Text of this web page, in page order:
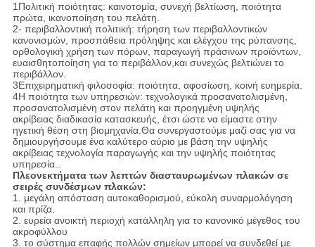
1Πολιτική ποιότητας: καινοτομία, συνεχή βελτίωση, ποιότητα
πρώτα, ικανοποίηση του πελάτη.
2- περιβαλλοντική πολιτική: τήρηση των περιβαλλοντικών
κανονισμών, προσπάθεια πρόληψης και ελέγχου της ρύπανσης,
ορθολογική χρήση των πόρων, παραγωγή πράσινων προϊόντων,
ευαισθητοποίηση για το περιβάλλον,και συνεχώς βελτιώνει το
περιβάλλον.
3Επιχειρηματική φιλοσοφία: ποιότητα, αφοσίωση, κοινή ευημερία.
4Η ποιότητα των υπηρεσιών: τεχνολογικά προσανατολισμένη,
προσανατολισμένη στον πελάτη και προηγμένη υψηλής
ακρίβειας διαδικασία κατασκευής, έτσι ώστε να είμαστε στην
ηγετική θέση στη βιομηχανία.Θα συνεργαστούμε μαζί σας για να
δημιουργήσουμε ένα καλύτερο αύριο με βάση την υψηλής
ακρίβειας τεχνολογία παραγωγής και την υψηλής ποιότητας
υπηρεσία..
Πλεονεκτήματα των λεπτών διασταυρωμένων πλακών σε
σειρές συνδέσμων πλακών:
1. μεγάλη απόσταση αυτοκαθορισμού, εύκολη συναρμολόγηση
και πρίζα.
2. ευρεία ανοικτή περιοχή κατάλληλη για το κανονικό μέγεθος του
ακροφύλλου
3. το σύστημα επαφής πολλών σημείων μπορεί να συνδεθεί με